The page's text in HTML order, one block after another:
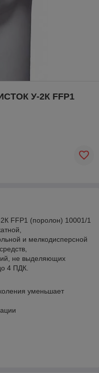
У-2К FFP1
FFP1 (поролон) 10001/1
и мелкодисперсной
не выделяющих
4 ПДК.
уменьшает